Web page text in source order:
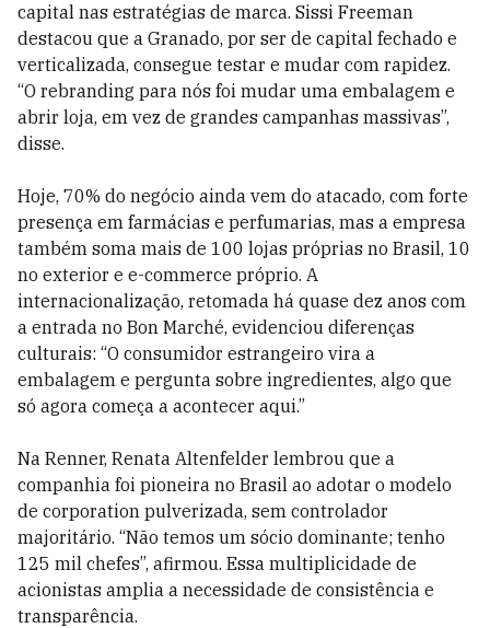
capital nas estratégias de marca. Sissi Freeman
destacou que a Granado, por ser de capital fechado e
verticalizada, consegue testar e mudar com rapidez.
“O rebranding para nós foi mudar uma embalagem e
abrir loja, em vez de grandes campanhas massivas”,
disse.
Hoje, 70% do negócio ainda vem do atacado, com forte
presença em farmácias e perfumarias, mas a empresa
também soma mais de 100 lojas próprias no Brasil, 10
no exterior e e-commerce próprio. A
internacionalização, retomada há quase dez anos com
a entrada no Bon Marché, evidenciou diferenças
culturais: “O consumidor estrangeiro vira a
embalagem e pergunta sobre ingredientes, algo que
só agora começa a acontecer aqui.”
Na Renner, Renata Altenfelder lembrou que a
companhia foi pioneira no Brasil ao adotar o modelo
de corporation pulverizada, sem controlador
majoritário. “Não temos um sócio dominante; tenho
125 mil chefes”, afirmou. Essa multiplicidade de
acionistas amplia a necessidade de consistência e
transparência.